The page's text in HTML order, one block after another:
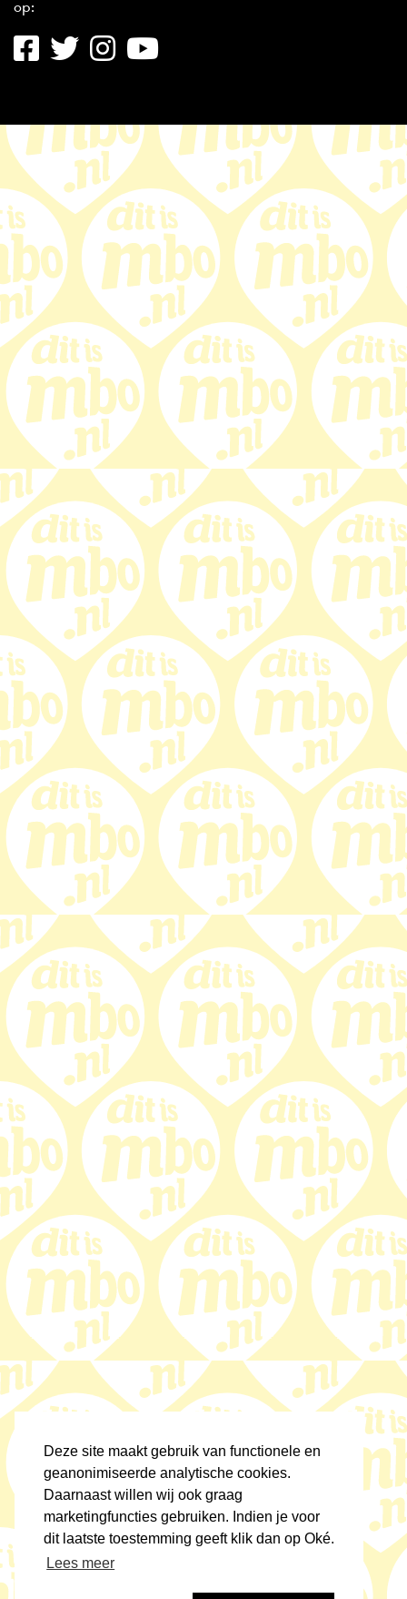
Deze site maakt gebruik van functionele en
geanonimiseerde analytische cookies.
Daarnaast willen wij ook graag
marketingfuncties gebruiken. Indien je voor
dit laatste toestemming geeft klik dan op Oké.
Lees meer
op: